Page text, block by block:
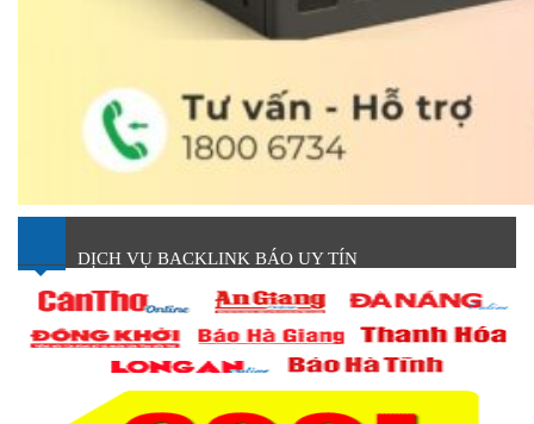
DỊCH VỤ BACKLINK BÁO UY TÍN